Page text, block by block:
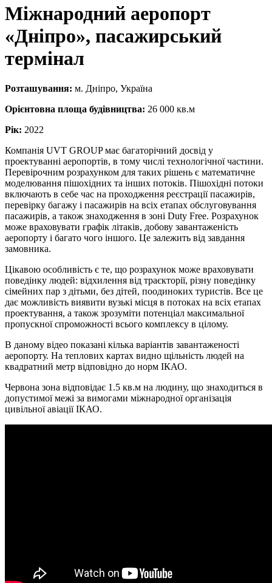
Міжнародний аеропорт
«Дніпро», пасажирський
термінал
Розташування: м. Дніпро, Україна
Орієнтовна площа будівництва: 26 000 кв.м
Рік: 2022
Компанія UVT GROUP має багаторічний досвід у
проектуванні аеропортів, в тому числі технологічної частини.
Перевірочним розрахунком для таких рішень є математичне
моделювання пішохідних та інших потоків. Пішохідні потоки
включають в себе час на проходження реєстрації пасажирів,
перевірку багажу і пасажирів на всіх етапах обслуговування
пасажирів, а також знаходження в зоні Duty Free. Розрахунок
може враховувати графік літаків, добову завантаженість
аеропорту і багато чого іншого. Це залежить від завдання
замовника.
Цікавою особливість є те, що розрахунок може враховувати
поведінку людей: відхилення від траєкторії, різну поведінку
сімейних пар з дітьми, без дітей, поодиноких туристів. Все це
дає можливість виявити вузькі місця в потоках на всіх етапах
проектування, а також зрозуміти потенціал максимальної
пропускної спроможності всього комплексу в цілому.
В даному відео показані кілька варіантів завантаженості
аеропорту. На теплових картах видно щільність людей на
квадратний метр відповідно до норм ІКАО.
Червона зона відповідає 1.5 кв.м на людину, що знаходиться в
допустимої межі за вимогами міжнародної організація
цивільної авіації ІКАО.